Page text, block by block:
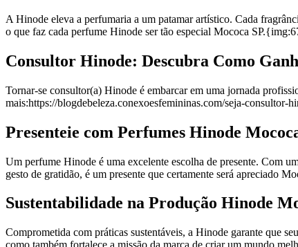
A Hinode eleva a perfumaria a um patamar artístico. Cada
o que faz cada perfume Hinode ser tão especial Mococa
Consultor Hinode: Descubra Como
Tornar-se consultor(a) Hinode é embarcar em uma jornada
mais:https://blogdebeleza.conexoesfemininas.com/seja-consultor-
Presenteie com Perfumes Hinode
Um perfume Hinode é uma excelente escolha de presente. Com
gesto de gratidão, é um presente que certamente será
Sustentabilidade na Produção Hinode
Comprometida com práticas sustentáveis, a Hinode garante que